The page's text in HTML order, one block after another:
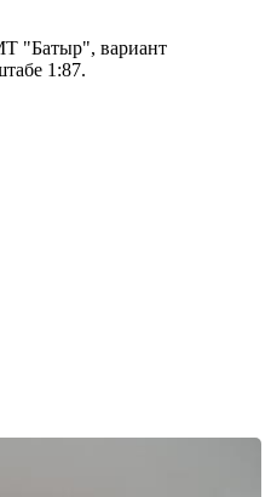
"Батыр", вариант
1:87.